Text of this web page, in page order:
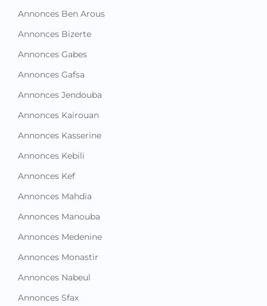
Annonces Ben Arous
Annonces Bizerte
Annonces Gabes
Annonces Gafsa
Annonces Jendouba
Annonces Kairouan
Annonces Kasserine
Annonces Kebili
Annonces Kef
Annonces Mahdia
Annonces Manouba
Annonces Medenine
Annonces Monastir
Annonces Nabeul
Annonces Sfax